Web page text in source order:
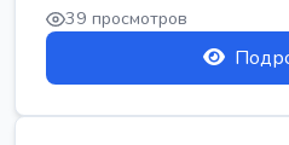
39 просмотров